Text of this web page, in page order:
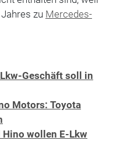
zu Mercedes-
Geschäft soll in
Motors: Toyota
wollen E-Lkw